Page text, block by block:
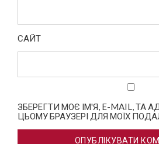
САЙТ
ЗБЕРЕГТИ МОЄ ІМ'Я, E-MAIL, ТА
ЦЬОМУ БРАУЗЕРІ ДЛЯ МОЇХ